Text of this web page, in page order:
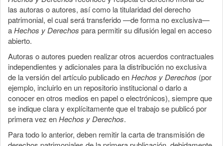
las autoras o autores, así como la titularidad del derecho
patrimonial, el cual será transferido —de forma no exclusiva—
aHechos y Derechos para permitir su difusión legal en acceso
abierto.
Autoras o autores pueden realizar otros acuerdos contractuales
independientes y adicionales para la distribución no exclusiva
de la versión del artículo publicado enHechos y Derechos (por
ejemplo, incluirlo en un repositorio institucional o darlo a
conocer en otros medios en papel o electrónicos), siempre que
se indique clara y explícitamente que el trabajo se publicó por
primera vez enHechos y Derechos.
Para todo lo anterior, deben remitir la carta de transmisión de